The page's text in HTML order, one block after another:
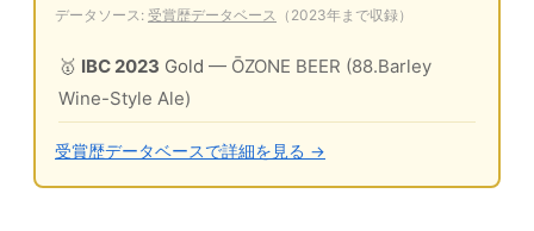
データソース: 受賞歴データベース （2023年まで収録）
🥇 IBC 2023 Gold — ŌZONE BEER (88.Barley
Wine-Style Ale)
受賞歴データベースで詳細を見る →